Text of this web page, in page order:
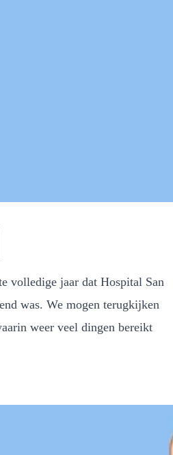
volledige jaar dat Hospital San
was. We mogen terugkijken
weer veel dingen bereikt